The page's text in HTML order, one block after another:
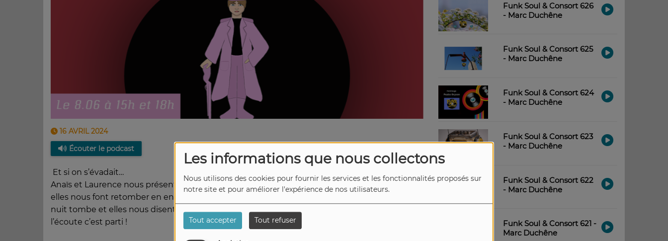
Les informations que nous collectons
Nous utilisons des cookies pour fournir les services et les fonctionnalités proposés sur
notre site et pour améliorer l'expérience de nos utilisateurs.
Tout accepter Tout refuser
16 AVRIL 2024
Écouter le podcast
Et si on s’évadait…
Anaïs et Laurence nous présente l’actualité du Centre culturel de Bastogne. Cette semaine
elles nous font retomber en enfance avec une histoire de jouets qui prennent vie lorsque la
nuit tombe et elles nous disent tout sur leurs très attendus stages d’été ! Alors restez à
l’écoute c’est parti !
Funk Soul & Consort 626
- Marc Duchêne
Funk Soul & Consort 625
- Marc Duchêne
Funk Soul & Consort 624
- Marc Duchêne
Funk Soul & Consort 623
- Marc Duchêne
Funk Soul & Consort 622
- Marc Duchêne
Funk Soul & Consort 621 -
Marc Duchêne